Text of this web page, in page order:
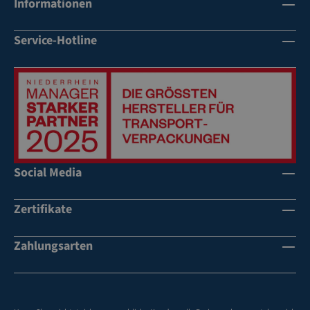
Li
sh
de
r
sh
de
Informationen
Service-Hotline
Social Media
Zertifikate
Zahlungsarten